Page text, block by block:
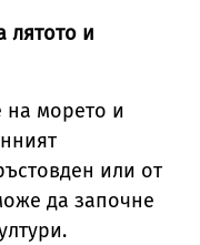
лятото и
на морето и
или от
да започне